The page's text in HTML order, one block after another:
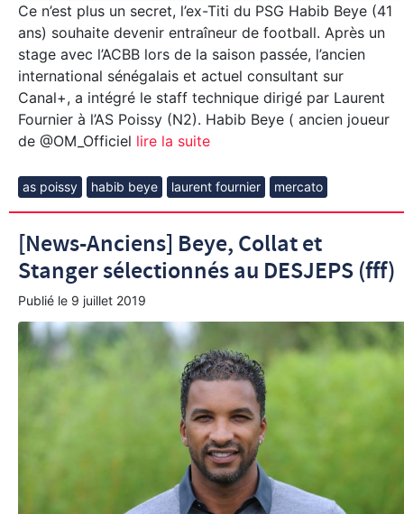
Ce n’est plus un secret, l’ex-Titi du PSG Habib Beye (41
ans) souhaite devenir entraîneur de football. Après un
stage avec l’ACBB lors de la saison passée, l’ancien
international sénégalais et actuel consultant sur
Canal+, a intégré le staff technique dirigé par Laurent
Fournier à l’AS Poissy (N2). Habib Beye ( ancien joueur
de @OM_Officiel lire la suite
as poissy habib beye laurent fournier mercato
[News-Anciens] Beye, Collat et
Stanger sélectionnés au DESJEPS (fff)
Publié le 9 juillet 2019